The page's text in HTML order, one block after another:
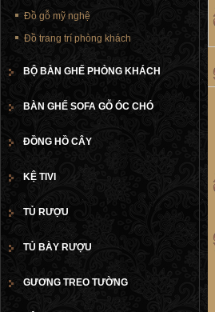
Đồ gỗ mỹ nghệ
Đồ trang trí phòng khách
BỘ BÀN GHẾ PHÒNG KHÁCH
BÀN GHẾ SOFA GỖ ÓC CHÓ
ĐỒNG HỒ CÂY
KỆ TIVI
TỦ RƯỢU
TỦ BÀY RƯỢU
GƯƠNG TREO TƯỜNG